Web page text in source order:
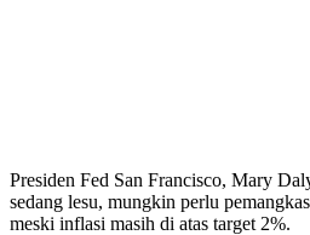
Presiden Fed San Francisco, Mary
sedang lesu, mungkin perlu
meski inflasi masih di atas target 2%.